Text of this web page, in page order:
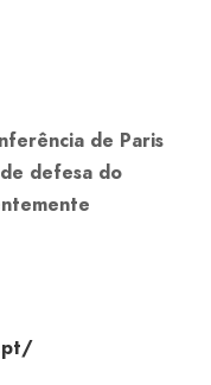
de Paris
defesa do